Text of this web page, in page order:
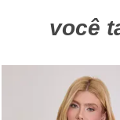
você